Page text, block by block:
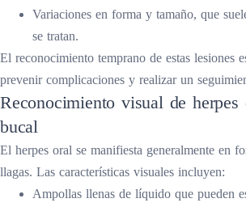
Variaciones en forma y tamaño, que
se tratan.
El reconocimiento temprano de estas lesiones
prevenir complicaciones y realizar un
Reconocimiento visual de
bucal
El herpes oral se manifiesta generalmente en
llagas. Las características visuales incluyen:
Ampollas llenas de líquido que pueden